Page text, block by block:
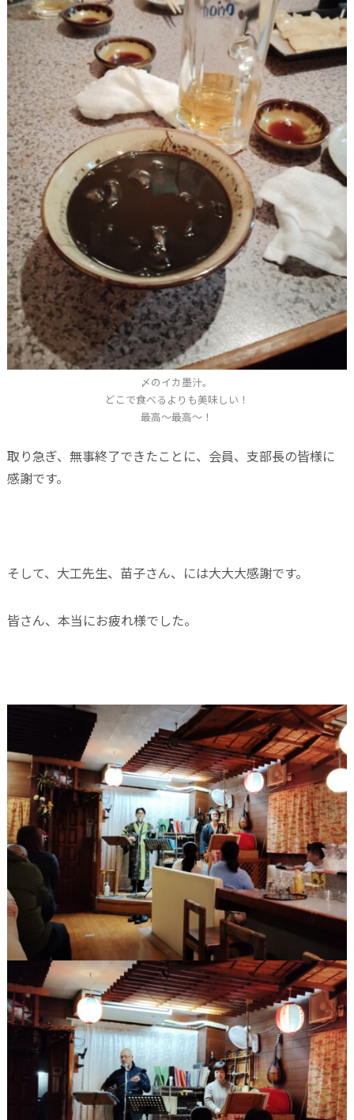
〆のイカ墨汁。
どこで食べるよりも美味しい！
最高〜最高〜！
取り急ぎ、無事終了できたことに、会員、支部長の皆様に
感謝です。
そして、大工先生、苗子さん、には大大大感謝です。
皆さん、本当にお疲れ様でした。